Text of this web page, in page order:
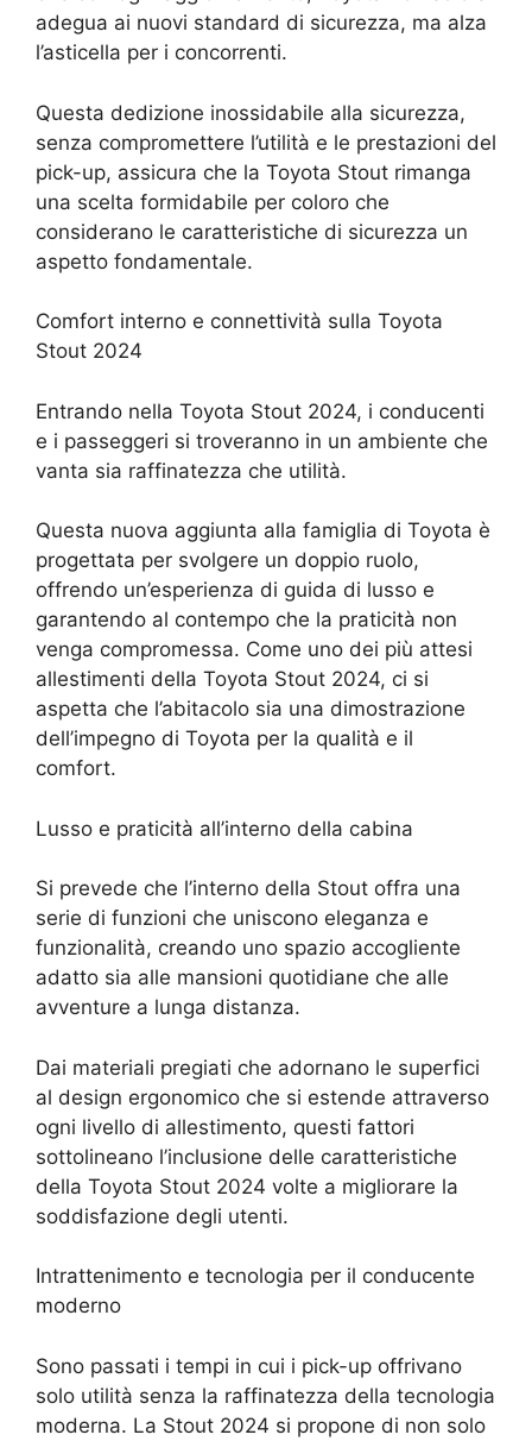
adegua ai nuovi standard di sicurezza, ma alza
l’asticella per i concorrenti.
Questa dedizione inossidabile alla sicurezza,
senza compromettere l’utilità e le prestazioni del
pick-up, assicura che la Toyota Stout rimanga
una scelta formidabile per coloro che
considerano le caratteristiche di sicurezza un
aspetto fondamentale.
Comfort interno e connettività sulla Toyota
Stout 2024
Entrando nella Toyota Stout 2024, i conducenti
e i passeggeri si troveranno in un ambiente che
vanta sia raffinatezza che utilità.
Questa nuova aggiunta alla famiglia di Toyota è
progettata per svolgere un doppio ruolo,
offrendo un’esperienza di guida di lusso e
garantendo al contempo che la praticità non
venga compromessa. Come uno dei più attesi
allestimenti della Toyota Stout 2024, ci si
aspetta che l’abitacolo sia una dimostrazione
dell’impegno di Toyota per la qualità e il
comfort.
Lusso e praticità all’interno della cabina
Si prevede che l’interno della Stout offra una
serie di funzioni che uniscono eleganza e
funzionalità, creando uno spazio accogliente
adatto sia alle mansioni quotidiane che alle
avventure a lunga distanza.
Dai materiali pregiati che adornano le superfici
al design ergonomico che si estende attraverso
ogni livello di allestimento, questi fattori
sottolineano l’inclusione delle caratteristiche
della Toyota Stout 2024 volte a migliorare la
soddisfazione degli utenti.
Intrattenimento e tecnologia per il conducente
moderno
Sono passati i tempi in cui i pick-up offrivano
solo utilità senza la raffinatezza della tecnologia
moderna. La Stout 2024 si propone di non solo